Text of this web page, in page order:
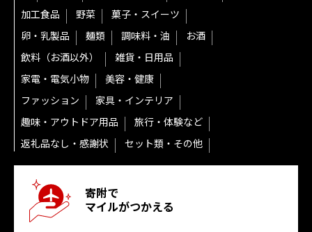
加工食品
野菜
菓子・スイーツ
卵・乳製品
麺類 調味料・油
お酒
飲料（お酒以外）
雑貨・日用品
家電・電気小物
美容・健康
ファッション
家具・インテリア
趣味・アウトドア用品
旅行・体験など
返礼品なし・感謝状
セット類・その他
寄附で
マイルがつかえる